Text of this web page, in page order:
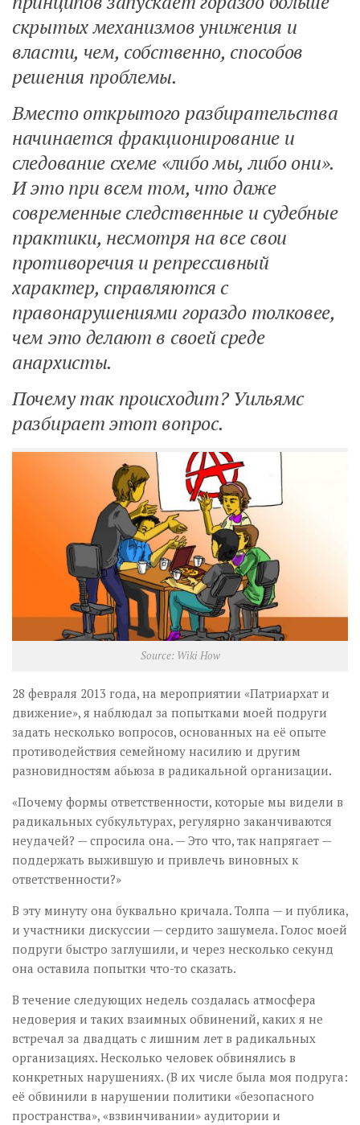
скрытых механизмов унижения и
власти, чем, собственно, способов
решения проблемы.
Вместо открытого разбирательства
начинается фракционирование и
следование схеме «либо мы, либо они».
И это при всем том, что даже
современные следственные и судебные
практики, несмотря на все свои
противоречия и репрессивный
характер, справляются с
правонарушениями гораздо толковее,
чем это делают в своей среде
анархисты.
Почему так происходит? Уильямс
разбирает этот вопрос.
Source: Wiki How
28 февраля 2013 года, на мероприятии «Патриархат и
движение», я наблюдал за попытками моей подруги
задать несколько вопросов, основанных на её опыте
противодействия семейному насилию и другим
разновидностям абьюза в радикальной организации.
«Почему формы ответственности, которые мы видели в
радикальных субкультурах, регулярно заканчиваются
неудачей? — спросила она. — Это что, так напрягает —
поддержать выжившую и привлечь виновных к
ответственности?»
В эту минуту она буквально кричала. Толпа — и публика,
и участники дискуссии — сердито зашумела. Голос моей
подруги быстро заглушили, и через несколько секунд
она оставила попытки что-то сказать.
В течение следующих недель создалась атмосфера
недоверия и таких взаимных обвинений, каких я не
встречал за двадцать с лишним лет в радикальных
организациях. Несколько человек обвинялись в
конкретных нарушениях. (В их числе была моя подруга:
её обвинили в нарушении политики «безопасного
пространства», «взвинчивании» аудитории и